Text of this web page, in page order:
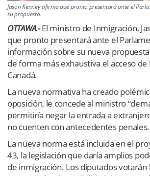
Jason Kenney afirma que pronto presentará ante el
su propuesta.
OTTAWA.-El ministro de Inmigración,
que pronto presentará ante el
información sobre su nueva
de forma más exhaustiva el acceso
Canadá.
La nueva normativa ha creado
oposición, le concede al ministro
permitiría negar la entrada a
no cuenten con antecedentes penales.
La nueva norma está incluida en el
43, la legislación que daría amplios
de inmigración. Los diputados votarán